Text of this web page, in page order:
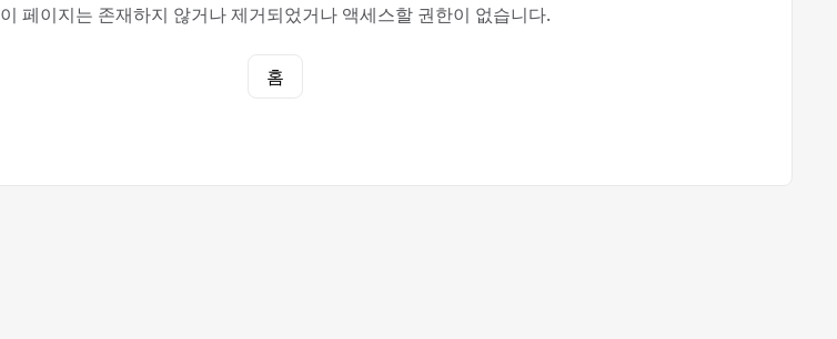
이 페이지는 존재하지 않거나 제거되었거나 액세스할 권한이 없습니다.
홈